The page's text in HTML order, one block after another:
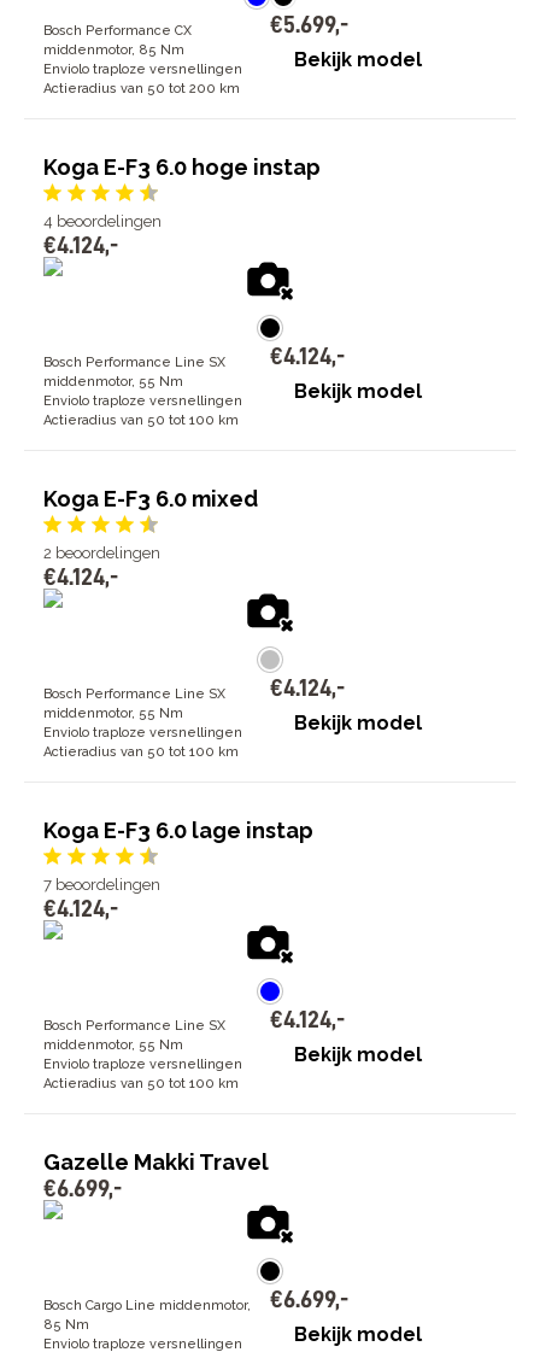
Bosch Performance CX
middenmotor, 85 Nm
Enviolo traploze versnellingen
Actieradius van 50 tot 200 km
€5.699,-
Bekijk model
Koga E-F3 6.0 hoge instap
4 beoordelingen
€4.124,-
Bosch Performance Line SX
middenmotor, 55 Nm
Enviolo traploze versnellingen
Actieradius van 50 tot 100 km
€4.124,-
Bekijk model
Koga E-F3 6.0 mixed
2 beoordelingen
€4.124,-
Bosch Performance Line SX
middenmotor, 55 Nm
Enviolo traploze versnellingen
Actieradius van 50 tot 100 km
€4.124,-
Bekijk model
Koga E-F3 6.0 lage instap
7 beoordelingen
€4.124,-
Bosch Performance Line SX
middenmotor, 55 Nm
Enviolo traploze versnellingen
Actieradius van 50 tot 100 km
€4.124,-
Bekijk model
Gazelle Makki Travel
€6.699,-
Bosch Cargo Line middenmotor,
85 Nm
Enviolo traploze versnellingen
€6.699,-
Bekijk model